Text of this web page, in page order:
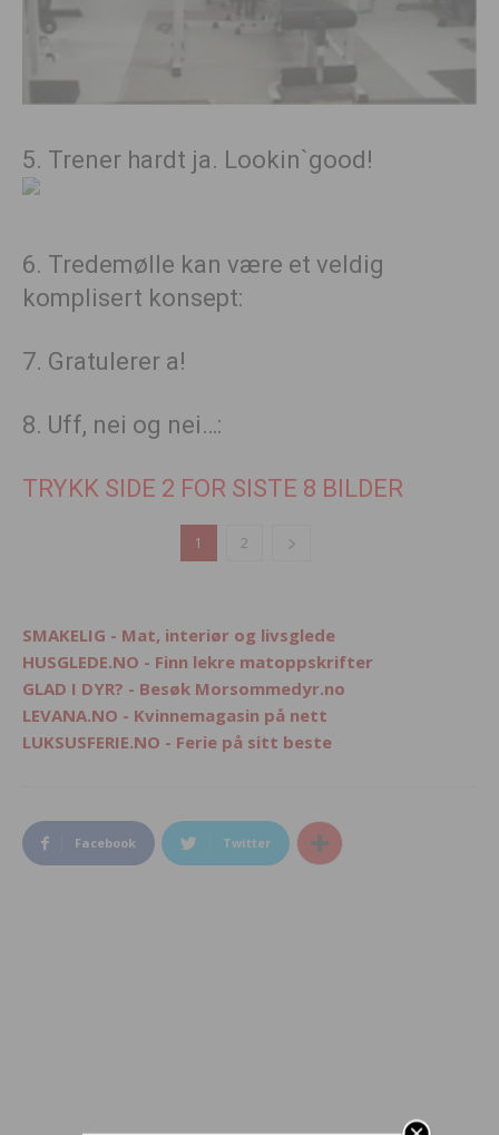
5. Trener hardt ja. Lookin`good!
6. Tredemølle kan være et veldig
komplisert konsept:
7. Gratulerer a!
8. Uff, nei og nei…:
TRYKK SIDE 2 FOR SISTE 8 BILDER
1 2
SMAKELIG - Mat, interiør og livsglede
HUSGLEDE.NO - Finn lekre matoppskrifter
GLAD I DYR? - Besøk Morsommedyr.no
LEVANA.NO - Kvinnemagasin på nett
LUKSUSFERIE.NO - Ferie på sitt beste
Facebook Twitter